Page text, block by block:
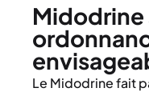
Midodrine
Le Midodrine fait